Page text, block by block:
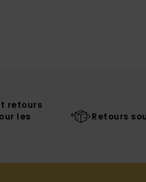
retours
les
Retours